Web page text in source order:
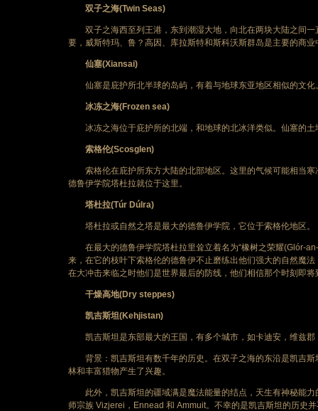
双子之海(Twin Seas)
双子之海西至列王港，东到潮湿大地，向北在两块大陆之间一
要，威斯特玛、鲁？高因、库拉斯特和斯科沃斯群岛是主要的商业
仙塞(Xiansai)
仙塞是庇护所北半球的岛屿，有着与地球东亚地区相似的文化
冰冻之海(Frozen sea)
冰冻之海位于庇护所的北端，和地球的北冰洋类似。仙塞的土
索格伦(Scosglen)
索格伦在庇护所东方大陆的北部地区。这里的气候可能相当寒
德鲁伊学院塔杜拉就位于这里。
塔杜拉(Túr Dúlra)
塔杜拉或自然之塔是最大的德鲁伊学院，它位于索格伦地区。
在最大的德鲁伊学院塔杜拉里耸立着名为“橡树之荣耀(Glór-
来，在它的枝叶下索格伦的德鲁伊不止磨练出他们强大的自然魔
在大冲击来临之时他们是世界最后的防线，他们相信那个时刻即将
干燥高地(Dry steppes)
凯吉斯坦(Kehjistan)
凯吉斯坦是东部最大的王国，有多个城市，如卡迪安，维兹郡
背景：凯吉斯坦有数千年的历史。在双子之海的东沿是凯吉斯
林和丰富猎物产生了兴趣。
此外，凯吉斯坦的疆域满是魔法能量的结点，天生有神秘能力
师宗族 Vizjerei，Ennead 和 Ammuit。不幸的是凯吉斯坦的历史